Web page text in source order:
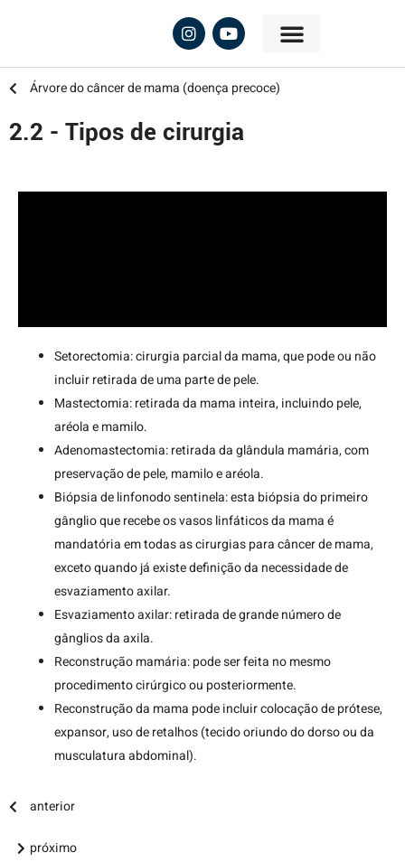
Árvore do câncer de mama (doença precoce)
2.2 - Tipos de cirurgia
Setorectomia: cirurgia parcial da mama, que pode ou não
incluir retirada de uma parte de pele.
Mastectomia: retirada da mama inteira, incluindo pele,
aréola e mamilo.
Adenomastectomia: retirada da glândula mamária, com
preservação de pele, mamilo e aréola.
Biópsia de linfonodo sentinela: esta biópsia do primeiro
gânglio que recebe os vasos linfáticos da mama é
mandatória em todas as cirurgias para câncer de mama,
exceto quando já existe definição da necessidade de
esvaziamento axilar.
Esvaziamento axilar: retirada de grande número de
gânglios da axila.
Reconstrução mamária: pode ser feita no mesmo
procedimento cirúrgico ou posteriormente.
Reconstrução da mama pode incluir colocação de prótese,
expansor, uso de retalhos (tecido oriundo do dorso ou da
musculatura abdominal).
anterior
próximo